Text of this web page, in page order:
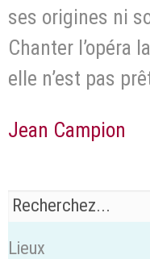
ses origines ni
Chanter l’opéra
elle n’est pas
Jean Campion
Lieux